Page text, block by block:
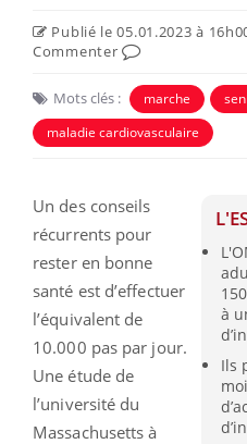
Publié le 05.01.2023 à
Commenter
Mots clés : marche
maladie cardiovasculaire
à
Ils
Un des conseils
récurrents pour
rester en bonne
santé est d’effectuer
l’équivalent de
10.000 pas par jour.
Une étude de
l’université du
Massachusetts à